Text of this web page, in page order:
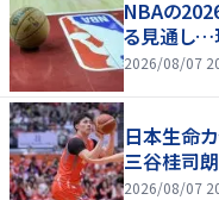
NBAの
る見通し…
2026/08/07
日本生命
三谷桂司
2026/08/07